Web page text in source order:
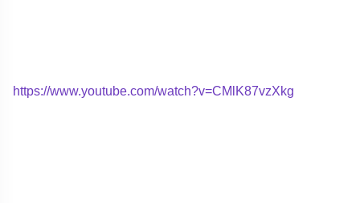
https://www.youtube.com/watch?v=CMlK87vzXkg